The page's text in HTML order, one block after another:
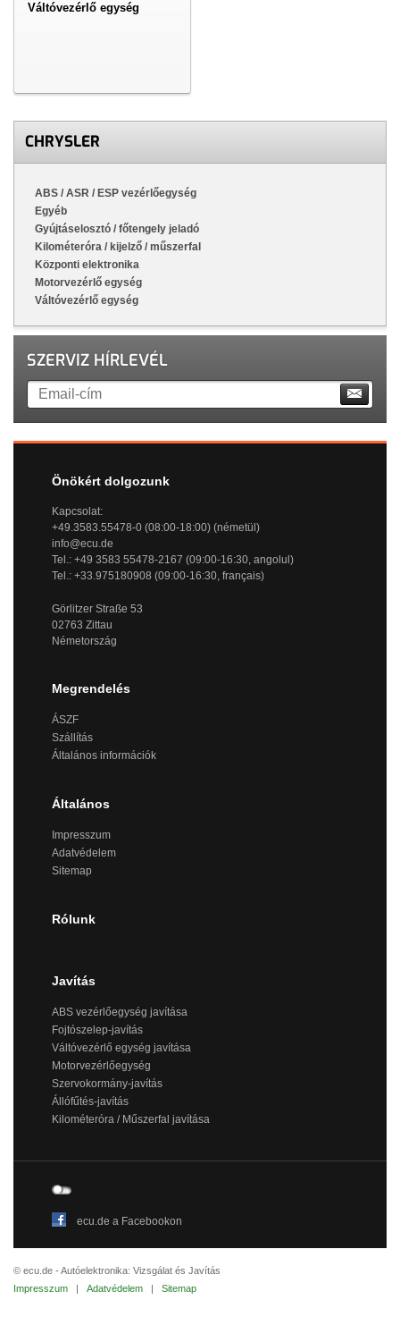
Váltóvezérlő egység
CHRYSLER
ABS / ASR / ESP vezérlőegység
Egyéb
Gyújtáselosztó / főtengely jeladó
Kilométeróra / kijelző / műszerfal
Központi elektronika
Motorvezérlő egység
Váltóvezérlő egység
SZERVIZ HÍRLEVÉL
Önökért dolgozunk
Kapcsolat:
+49.3583.55478-0 (08:00-18:00) (németül)
info@ecu.de
Tel.: +49 3583 55478-2167 (09:00-16:30, angolul)
Tel.: +33.975180908 (09:00-16:30, français)
Görlitzer Straße 53
02763 Zittau
Németország
Megrendelés
ÁSZF
Szállítás
Általános információk
Általános
Impresszum
Adatvédelem
Sitemap
Rólunk
Javítás
ABS vezérlőegység javítása
Fojtószelep-javítás
Váltóvezérlő egység javítása
Motorvezérlőegység
Szervokormány-javítás
Állófűtés-javítás
Kilométeróra / Műszerfal javítása
ecu.de a Facebookon
© ecu.de - Autóelektronika: Vizsgálat és Javítás
Impresszum
| Adatvédelem | Sitemap